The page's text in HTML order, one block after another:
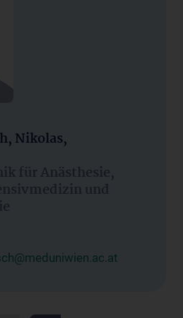
Nikolas,
für Anästhesie,
und